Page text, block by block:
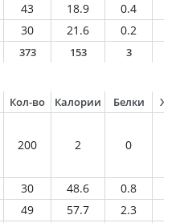
43 18.9 0.4
30 21.6 0.2
373 153 3
Кол-во Калории Белки
200 2 0
30 48.6 0.8
49 57.7 2.3